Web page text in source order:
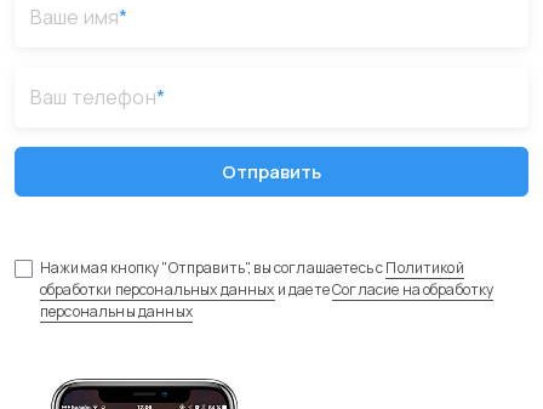
Ваше имя*
Ваш телефон*
Отправить
Нажимая кнопку "Отправить", вы соглашаетесь сПолитикой
обработки персональных данных и даетеСогласие на обработку
персональны данных